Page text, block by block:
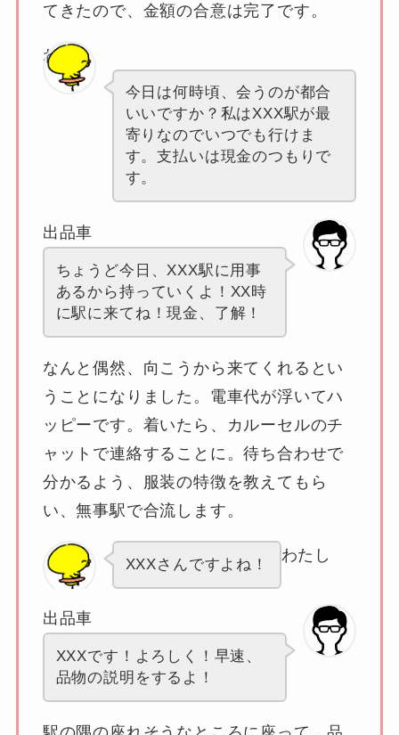
てきたので、金額の合意は完了です。
わたし
今日は何時頃、会うのが都合
いいですか？私はXXX駅が最
寄りなのでいつでも行けま
す。支払いは現金のつもりで
す。
出品車
ちょうど今日、XXX駅に用事
あるから持っていくよ！XX時
に駅に来てね！現金、了解！
なんと偶然、向こうから来てくれるとい
うことになりました。電車代が浮いてハ
ッピーです。着いたら、カルーセルのチ
ャットで連絡することに。待ち合わせで
分かるよう、服装の特徴を教えてもら
い、無事駅で合流します。
わたし
XXXさんですよね！
出品車
XXXです！よろしく！早速、
品物の説明をするよ！